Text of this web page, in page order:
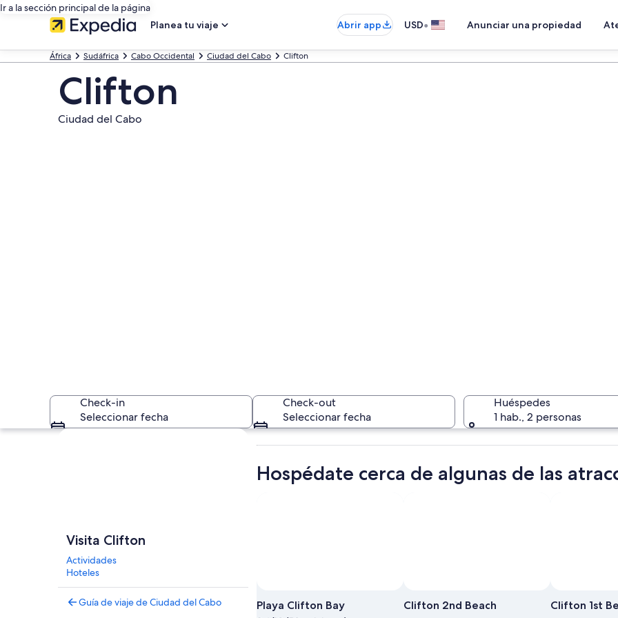
Ir a la sección principal de la página
Planea tu viaje
Abrir app USD• Anunciar una propiedad
África Sudáfrica Cabo Occidental Ciudad del Cabo Clifton
Clifton
Ciudad del Cabo
Un
Check-in
Seleccionar fecha
Check-out
Seleccionar fecha
Huéspedes
1 hab., 2 personas
Explorar mapa
Visita Clifton
Actividades
Hoteles
Guía de viaje de Ciudad del Cabo
Hospédate cerca de algunas de las
Playa Clifton Bay Clifton 2nd Beach Clifton 1st